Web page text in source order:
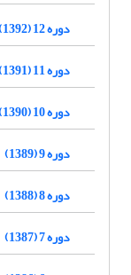
دوره 12 (1392)
دوره 11 (1391)
دوره 10 (1390)
دوره 9 (1389)
دوره 8 (1388)
دوره 7 (1387)